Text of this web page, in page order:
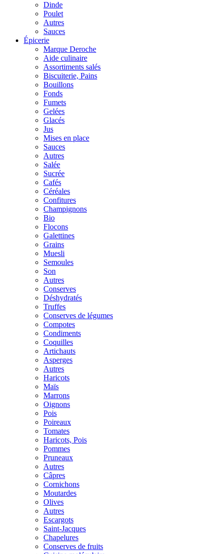
Dinde
Poulet
Autres
Sauces
Épicerie
Marque Deroche
Aide culinaire
Assortiments salés
Biscuiterie, Pains
Bouillons
Fonds
Fumets
Gelées
Glacés
Jus
Mises en place
Sauces
Autres
Salée
Sucrée
Cafés
Céréales
Confitures
Champignons
Bio
Flocons
Galettines
Grains
Muesli
Semoules
Son
Autres
Conserves
Déshydratés
Truffes
Conserves de légumes
Compotes
Condiments
Coquilles
Artichauts
Asperges
Autres
Haricots
Maïs
Marrons
Oignons
Pois
Poireaux
Tomates
Haricots, Pois
Pommes
Pruneaux
Autres
Câpres
Cornichons
Moutardes
Olives
Autres
Escargots
Saint-Jacques
Chapelures
Conserves de fruits